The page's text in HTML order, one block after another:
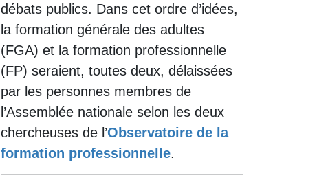
débats publics. Dans cet ordre d’idées,
la formation générale des adultes
(FGA) et la formation professionnelle
(FP) seraient, toutes deux, délaissées
par les personnes membres de
l’Assemblée nationale selon les deux
chercheuses de l’Observatoire de la
formation professionnelle.